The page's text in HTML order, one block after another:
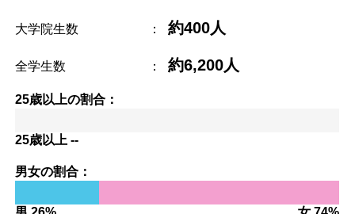
大学院生数 ： 約400人
全学生数 ： 約6,200人
25歳以上の割合：
25歳以上 --
男女の割合：